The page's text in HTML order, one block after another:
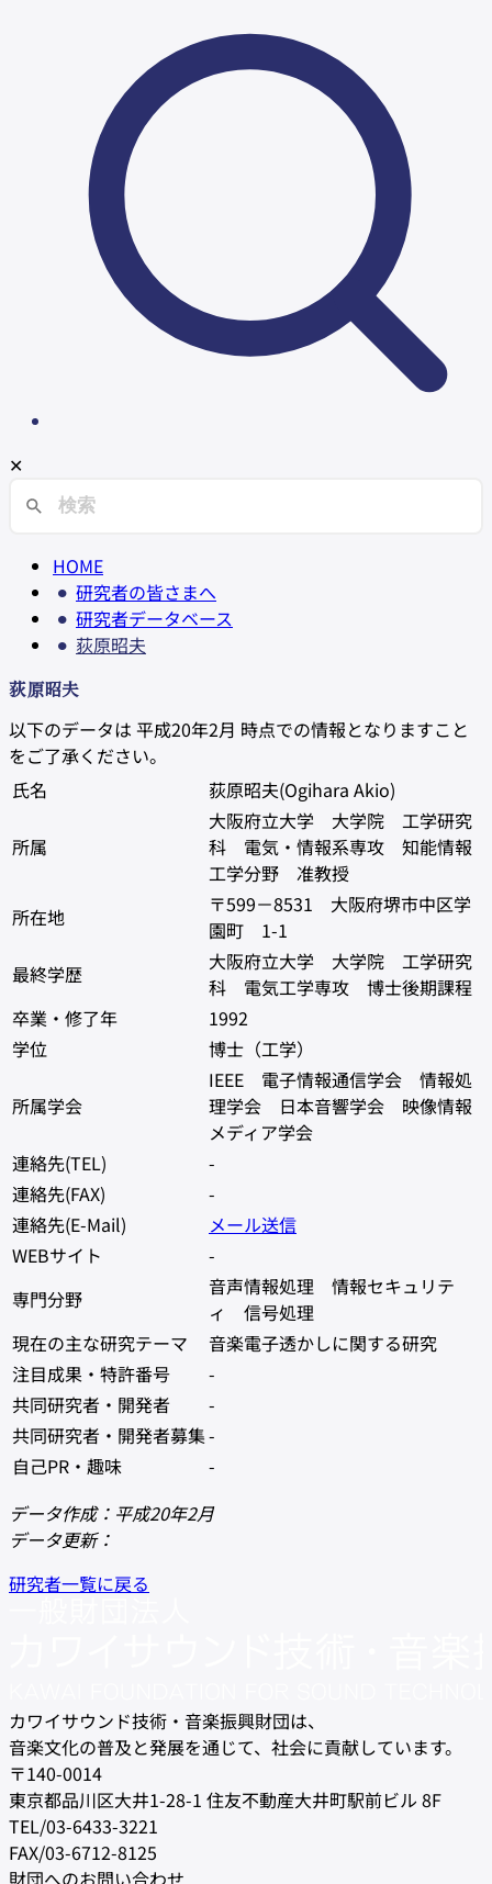
✕
HOME
研究者の皆さまへ
研究者データベース
荻原昭夫
荻原昭夫
以下のデータは 平成20年2月 時点での情報となりますこと
をご了承ください。
氏名
荻原昭夫(Ogihara Akio)
所属
大阪府立大学 大学院 工学研究
科 電気・情報系専攻 知能情報
工学分野 准教授
所在地
〒599－8531 大阪府堺市中区学
園町 1-1
最終学歴
大阪府立大学 大学院 工学研究
科 電気工学専攻 博士後期課程
卒業・修了年
1992
学位
博士（工学）
所属学会
IEEE 電子情報通信学会 情報処
理学会 日本音響学会 映像情報
メディア学会
連絡先(TEL)
-
連絡先(FAX)
-
連絡先(E-Mail)
メール送信
WEBサイト
-
専門分野
音声情報処理 情報セキュリテ
ィ 信号処理
現在の主な研究テーマ
音楽電子透かしに関する研究
注目成果・特許番号
-
共同研究者・開発者
-
共同研究者・開発者募集-
自己PR・趣味
-
データ作成：平成20年2月
データ更新：
研究者一覧に戻る
カワイサウンド技術・音楽振興財団は、
音楽文化の普及と発展を通じて、社会に貢献しています。
〒140-0014
東京都品川区大井1-28-1 住友不動産大井町駅前ビル 8F
TEL/03-6433-3221
FAX/03-6712-8125
財団へのお問い合わせ